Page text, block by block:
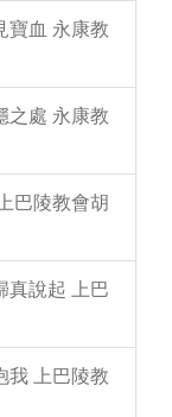
寶血 永康教
之處 永康教
巴陵教會胡
真說起 上巴
我 上巴陵教